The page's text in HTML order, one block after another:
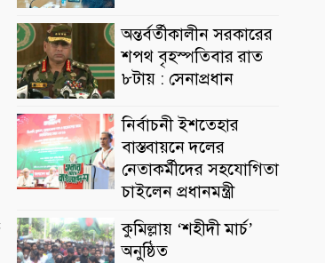
অন্তর্বর্তীকালীন সরকারের
শপথ বৃহস্পতিবার রাত
৮টায় : সেনাপ্রধান
নির্বাচনী ইশতেহার
বাস্তবায়নে দলের
নেতাকর্মীদের সহযোগিতা
চাইলেন প্রধানমন্ত্রী
কুমিল্লায় ‘শহীদী মার্চ’
অনুষ্ঠিত